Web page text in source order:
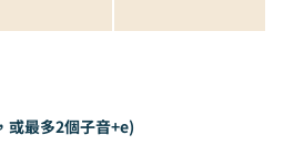
或最多2個子音+e)